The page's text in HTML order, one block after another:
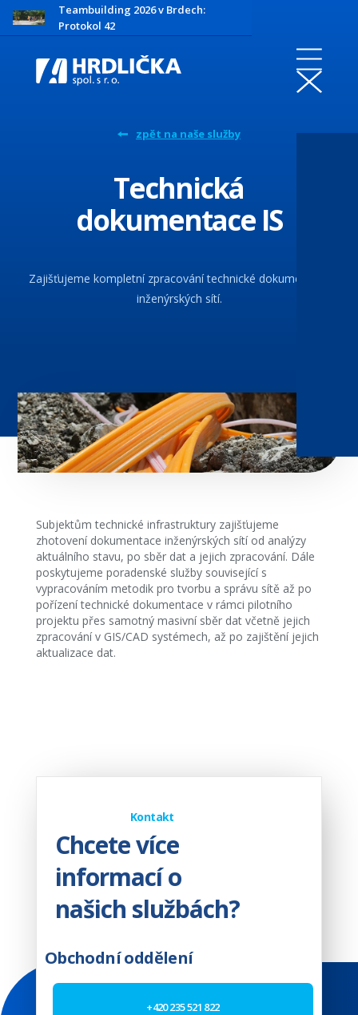
Teambuilding 2026 v Brdech:
Protokol 42
zpět na naše služby
Technická
dokumentace IS
Zajišťujeme kompletní zpracování technické dokumentace
inženýrských sítí.
Subjektům technické infrastruktury zajišťujeme
zhotovení dokumentace inženýrských sítí od analýzy
aktuálního stavu, po sběr dat a jejich zpracování. Dále
poskytujeme poradenské služby související s
vypracováním metodik pro tvorbu a správu sítě až po
pořízení technické dokumentace v rámci pilotního
projektu přes samotný masivní sběr dat včetně jejich
zpracování v GIS/CAD systémech, až po zajištění jejich
aktualizace dat.
Kontakt
Chcete více
informací o
našich službách?
Obchodní oddělení
+420 235 521 822